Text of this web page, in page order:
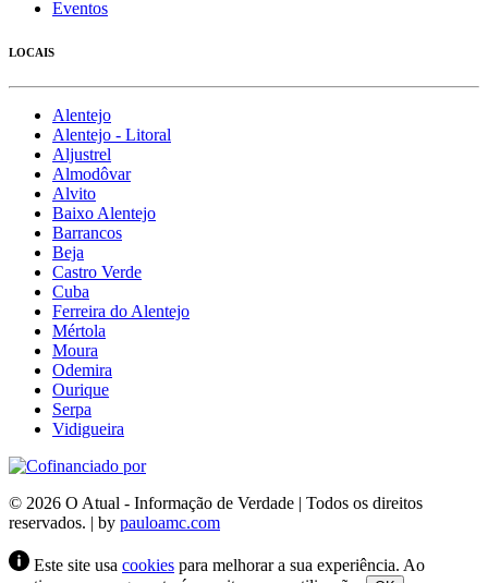
Eventos
LOCAIS
Alentejo
Alentejo - Litoral
Aljustrel
Almodôvar
Alvito
Baixo Alentejo
Barrancos
Beja
Castro Verde
Cuba
Ferreira do Alentejo
Mértola
Moura
Odemira
Ourique
Serpa
Vidigueira
© 2026 O Atual - Informação de Verdade | Todos os direitos
reservados. | by pauloamc.com
Este site usa cookies para melhorar a sua experiência. Ao